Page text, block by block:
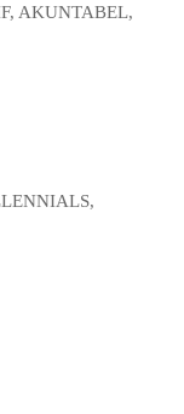
AKUNTABEL,